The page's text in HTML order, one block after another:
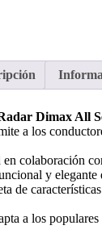
Dimax All
a los
colaboración
y
de
a los